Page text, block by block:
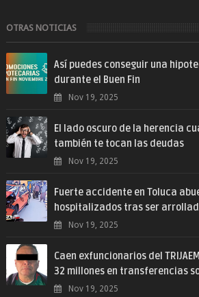
OTRAS NOTICIAS
Así puedes conseguir una
durante el Buen Fin
Nov 19, 2025
El lado oscuro de la herencia
también te tocan las deudas
Nov 19, 2025
Fuerte accidente en Toluca
hospitalizados tras ser
Nov 19, 2025
Caen exfuncionarios del
32 millones en transferencias
Nov 19, 2025